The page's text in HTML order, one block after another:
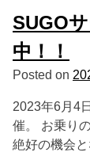
SUGO
中！！
Posted on
2023年6月4
催。 お乗り
絶好の機会